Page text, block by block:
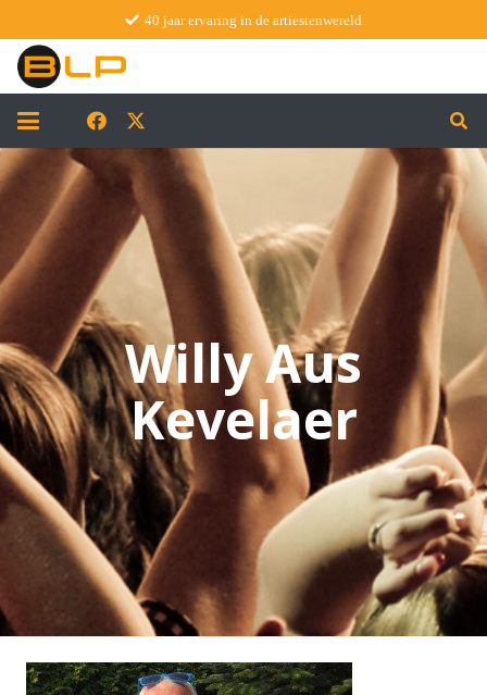
40 jaar ervaring in de artiestenwereld
Willy Aus
Kevelaer